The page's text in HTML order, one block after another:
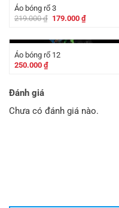
Áo bóng rổ 3
219.000₫ Giá
219.000 ₫.
179.000 ₫Giá
hiện
là:
Áo bóng rổ 12
250.000 ₫
Đánh giá
Chưa có đánh giá nào.